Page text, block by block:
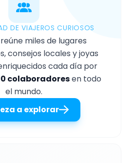
DE VIAJEROS CURIOSOS
miles de lugares
consejos locales y joyas
cada día por
colaboradoresen todo
el mundo.
a explorar